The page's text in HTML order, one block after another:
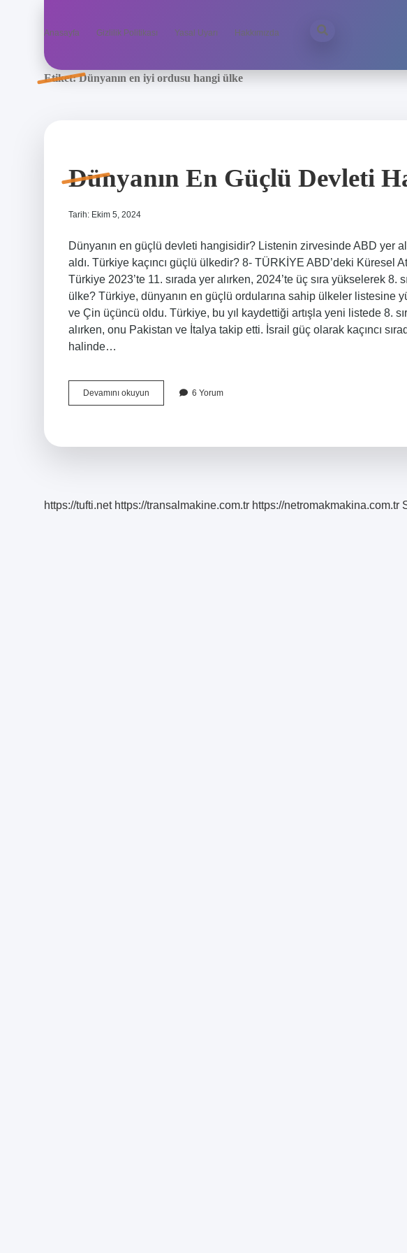
Anasayfa Gizlilik Politikası Yasal Uyarı Hakkımızda
Etiket:Dünyanın en iyi ordusu hangi ülke
Dünyanın En Güçlü Devleti
Tarih: Ekim 5, 2024
Dünyanın en güçlü devleti hangisidir? Listenin zirvesinde ABD yer
aldı. Türkiye kaçıncı güçlü ülkedir? 8- TÜRKİYE ABD’deki Küresel
Türkiye 2023’te 11. sırada yer alırken, 2024’te üç sıra yükselerek 8.
ülke? Türkiye, dünyanın en güçlü ordularına sahip ülkeler listesine
ve Çin üçüncü oldu. Türkiye, bu yıl kaydettiği artışla yeni listede 8.
alırken, onu Pakistan ve İtalya takip etti. İsrail güç olarak kaçıncı
halinde…
Devamını okuyun Dünyanın
En
6 Yorum
https://tufti.net https://transalmakine.com.tr https://netromakmakina.com.tr